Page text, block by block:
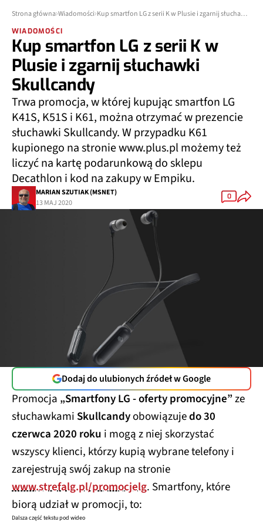
Strona główna Wiadomości Kup smartfon LG z serii K w Plusie i zgarnij słuchawki Skullcandy
WIADOMOŚCI
Kup smartfon LG z serii K w
Plusie i zgarnij słuchawki
Skullcandy
Trwa promocja, w której kupując smartfon LG
K41S, K51S i K61, można otrzymać w prezencie
słuchawki Skullcandy. W przypadku K61
kupionego na stronie www.plus.pl możemy też
liczyć na kartę podarunkową do sklepu
Decathlon i kod na zakupy w Empiku.
MARIAN SZUTIAK (MSNET)
13 MAJ 2020
0
Dodaj do ulubionych źródeł w Google
Promocja „Smartfony LG - oferty promocyjne”ze
słuchawkami Skullcandyobowiązujedo 30
czerwca 2020 roku i mogą z niej skorzystać
wszyscy klienci, którzy kupią wybrane telefony i
zarejestrują swój zakup na stronie
www.strefalg.pl/promocjelg. Smartfony, które
biorą udział w promocji, to:
Dalsza część tekstu pod wideo